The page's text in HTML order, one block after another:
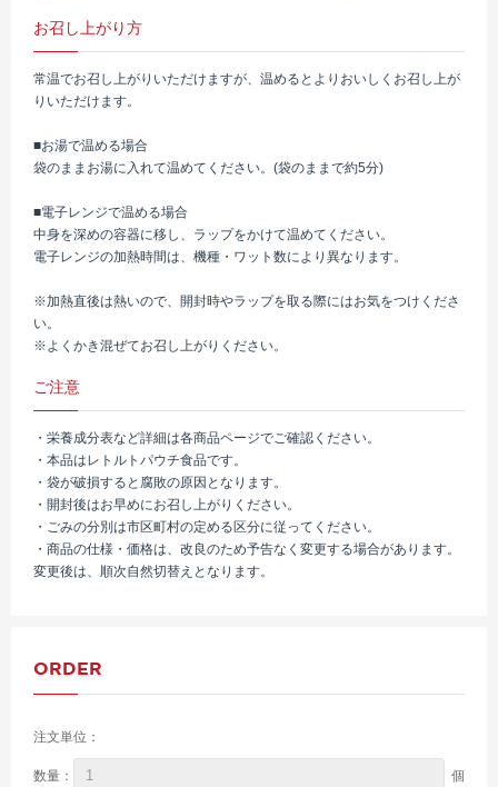
お召し上がり方
常温でお召し上がりいただけますが、温めるとよりおいしくお召し上が
りいただけます。
■お湯で温める場合
袋のままお湯に入れて温めてください。(袋のままで約5分)
■電子レンジで温める場合
中身を深めの容器に移し、ラップをかけて温めてください。
電子レンジの加熱時間は、機種・ワット数により異なります。
※加熱直後は熱いので、開封時やラップを取る際にはお気をつけくださ
い。
※よくかき混ぜてお召し上がりください。
ご注意
・栄養成分表など詳細は各商品ページでご確認ください。
・本品はレトルトパウチ食品です。
・袋が破損すると腐敗の原因となります。
・開封後はお早めにお召し上がりください。
・ごみの分別は市区町村の定める区分に従ってください。
・商品の仕様・価格は、改良のため予告なく変更する場合があります。
変更後は、順次自然切替えとなります。
ORDER
注文単位：
数量： 個